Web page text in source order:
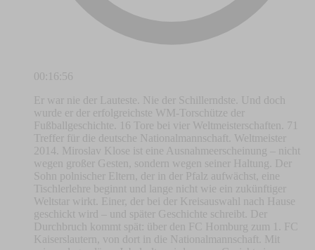
00:16:56
Er war nie der Lauteste. Nie der Schillerndste. Und doch
wurde er der erfolgreichste WM-Torschütze der
Fußballgeschichte. 16 Tore bei vier Weltmeisterschaften. 71
Treffer für die deutsche Nationalmannschaft. Weltmeister
2014. Miroslav Klose ist eine Ausnahmeerscheinung – nicht
wegen großer Gesten, sondern wegen seiner Haltung. Der
Sohn polnischer Eltern, der in der Pfalz aufwächst, eine
Tischlerlehre beginnt und lange nicht wie ein zukünftiger
Weltstar wirkt. Einer, der bei der Kreisauswahl nach Hause
geschickt wird – und später Geschichte schreibt. Der
Durchbruch kommt spät: über den FC Homburg zum 1. FC
Kaiserslautern, von dort in die Nationalmannschaft. Mit